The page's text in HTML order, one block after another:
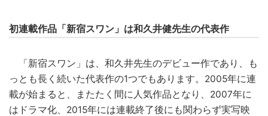
初連載作品「新宿スワン」は和久井健先生の代表作
「新宿スワン」は、和久井先生のデビュー作であり、も
っとも長く続いた代表作の1つでもあります。2005年に連
載が始まると、またたく間に人気作品となり、2007年に
はドラマ化、2015年には連載終了後にも関わらず実写映